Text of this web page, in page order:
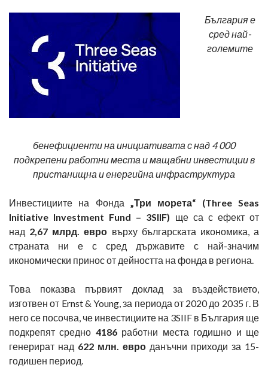
България е
сред най-
големите
бенефициенти на инициативата с над 4 000
подкрепени работни места и мащабни инвестиции в
пристанищна и енергийна инфраструктура
Инвестициите на Фонда „Три морета“ (Three Seas
Initiative Investment Fund – 3SIIF) ще са с ефект от
над 2,67 млрд. евро върху българската икономика, а
страната ни е с сред държавите с най-значим
икономически принос от дейността на фонда в региона.
Това показва първият доклад за въздействието,
изготвен от Ernst & Young, за периода от 2020 до 2035 г. В
него се посочва, че инвестициите на 3SIIF в България ще
подкрепят средно 4186работни места годишно и ще
генерират над 622 млн. евро данъчни приходи за 15-
годишен период.